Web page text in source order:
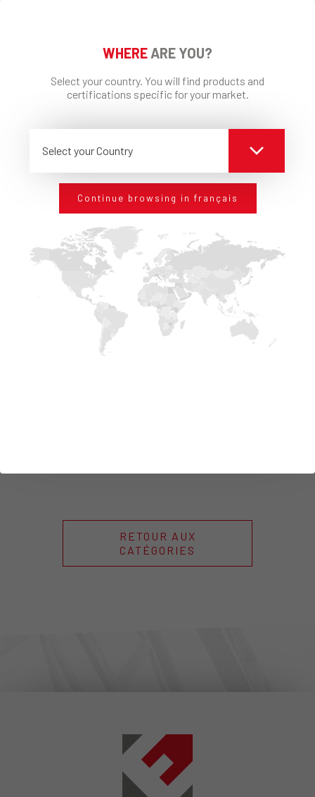
DÉTAILS
RETOUR AUX
CATÉGORIES
WHERE ARE YOU?
Select your country. You will find products and
certifications specific for your market.
Select your Country
Continue browsing in français